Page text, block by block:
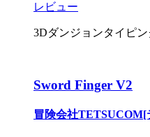
レビュー
3Dダンジョンタイピン
Sword Finger V2
冒険会社TETSUCOM[